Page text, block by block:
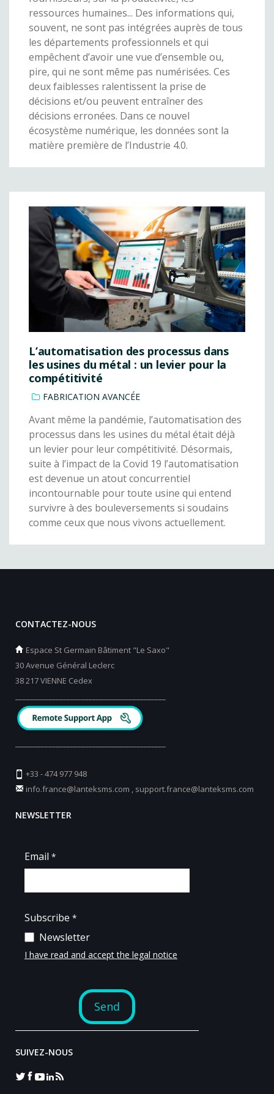
ressources humaines... Des informations qui,
souvent, ne sont pas intégrées auprès de tous
les départements professionnels et qui
empêchent d’avoir une vue d’ensemble ou,
pire, qui ne sont même pas numérisées. Ces
deux faiblesses ralentissent la prise de
décisions et/ou peuvent entraîner des
décisions erronées. Dans ce nouvel
écosystème numérique, les données sont la
matière première de l’Industrie 4.0.
L’automatisation des processus dans
les usines du métal : un levier pour la
compétitivité
FABRICATION AVANCÉE
Avant même la pandémie, l’automatisation des
processus dans les usines du métal était déjà
un levier pour leur compétitivité. Désormais,
suite à l’impact de la Covid 19 l’automatisation
est devenue un atout concurrentiel
incontournable pour toute usine qui entend
survivre à des bouleversements si soudains
comme ceux que nous vivons actuellement.
CONTACTEZ-NOUS
Espace St Germain Bâtiment "Le Saxo"
30 Avenue Général Leclerc
38 217 VIENNE Cedex
+33 - 474 977 948
info.france@lanteksms.com , support.france@lanteksms.com
NEWSLETTER
SUIVEZ-NOUS